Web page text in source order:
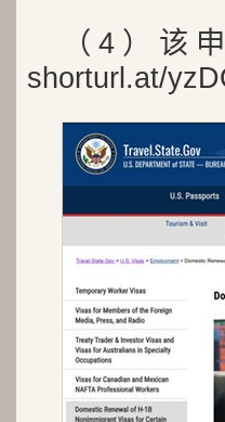
（4）该
shorturl.at/